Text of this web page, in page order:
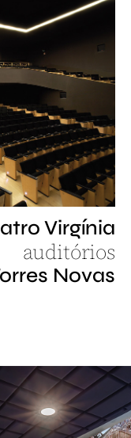
Virgínia
auditórios
Novas